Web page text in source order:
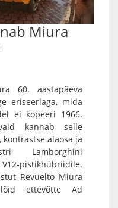
Miura
60. aastapäeva
eriseeriaga, mida
ei kopeeri 1966.
kannab selle
alaosa ja
Lamborghini
pistikhübriidile.
Revuelto Miura
ettevõtte Ad